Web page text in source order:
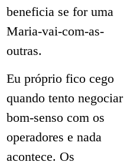
beneficia se for uma
Maria-vai-com-as-
outras.
Eu próprio fico cego
quando tento negociar
bom-senso com os
operadores e nada
acontece. Os